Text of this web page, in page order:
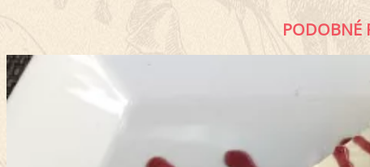
PODOBNÉ